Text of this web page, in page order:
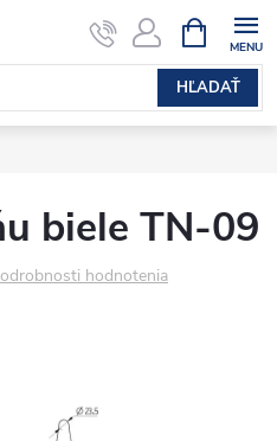
HĽADAŤ
KOŠÍK
biele TN-09
hodnotenia